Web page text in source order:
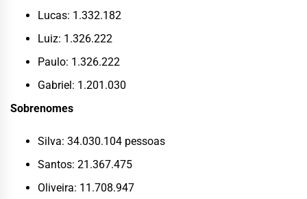
Lucas: 1.332.182
Luiz: 1.326.222
Paulo: 1.326.222
Gabriel: 1.201.030
Sobrenomes
Silva: 34.030.104 pessoas
Santos: 21.367.475
Oliveira: 11.708.947